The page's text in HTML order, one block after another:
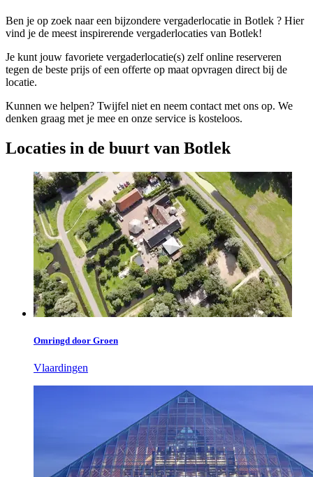
Ben je op zoek naar een bijzondere vergaderlocatie in Botlek ? Hier
vind je de meest inspirerende vergaderlocaties van Botlek!
Je kunt jouw favoriete vergaderlocatie(s) zelf online reserveren
tegen de beste prijs of een offerte op maat opvragen direct bij de
locatie.
Kunnen we helpen? Twijfel niet en neem contact met ons op. We
denken graag met je mee en onze service is kosteloos.
Locaties in de buurt van Botlek
Omringd door Groen
Vlaardingen